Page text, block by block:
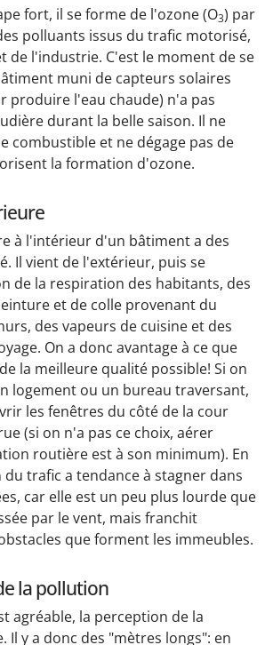
fort, il se forme de l'ozone (O3) par
polluants issus du trafic motorisé,
de l'industrie. C'est le moment de se
muni de capteurs solaires
produire l'eau chaude) n'a pas
durant la belle saison. Il ne
combustible et ne dégage pas de
la formation d'ozone.
à l'intérieur d'un bâtiment a des
Il vient de l'extérieur, puis se
de la respiration des habitants, des
et de colle provenant du
des vapeurs de cuisine et des
On a donc avantage à ce que
la meilleure qualité possible! Si on
logement ou un bureau traversant,
les fenêtres du côté de la cour
(si on n'a pas ce choix, aérer
routière est à son minimum). En
trafic a tendance à stagner dans
car elle est un peu plus lourde que
par le vent, mais franchit
que forment les immeubles.
la pollution
agréable, la perception de la
Il y a donc des "mètres longs": en